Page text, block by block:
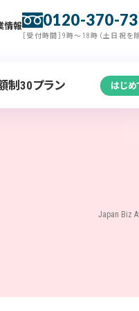
情報 0120-370-
［受付時間］9時～18時（土日祝を除
制30プラン はじ
Japan Biz